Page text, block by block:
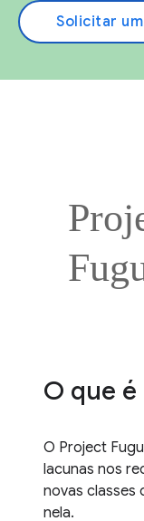
Solicitar
O que é
O Project
lacunas nos
novas classes
nela.